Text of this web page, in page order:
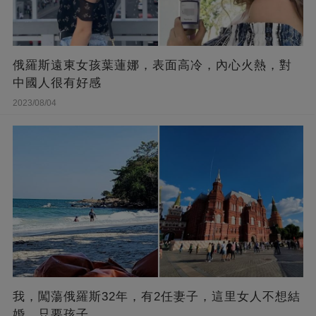
俄羅斯遠東女孩葉蓮娜，表面高冷，內心火熱，對
中國人很有好感
2023/08/04
我，闖蕩俄羅斯32年，有2任妻子，這里女人不想結